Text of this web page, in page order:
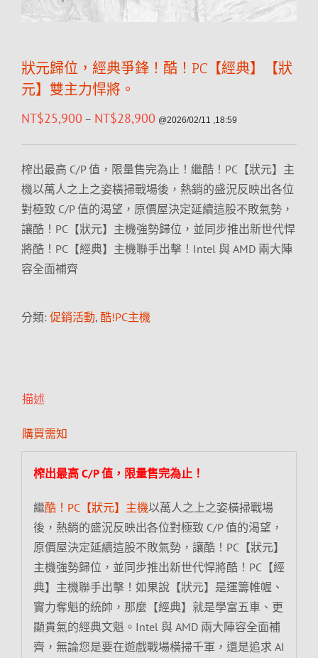
狀元歸位，經典爭鋒！酷！PC【經典】【狀
元】雙主力悍將。
NT$25,900 – NT$28,900 @2026/02/11 ,18:59
榨出最高 C/P 值，限量售完為止！繼酷！PC【狀元】主
機以萬人之上之姿橫掃戰場後，熱銷的盛況反映出各位
對極致 C/P 值的渴望，原價屋決定延續這股不敗氣勢，
讓酷！PC【狀元】主機強勢歸位，並同步推出新世代悍
將酷！PC【經典】主機聯手出擊！Intel 與 AMD 兩大陣
容全面補齊
分類: 促銷活動, 酷!PC主機
描述
購買需知
榨出最高 C/P 值，限量售完為止！
繼酷！PC【狀元】主機以萬人之上之姿橫掃戰場
後，熱銷的盛況反映出各位對極致 C/P 值的渴望，
原價屋決定延續這股不敗氣勢，讓酷！PC【狀元】
主機強勢歸位，並同步推出新世代悍將酷！PC【經
典】主機聯手出擊！如果說【狀元】是運籌帷幄、
實力奪魁的統帥，那麼【經典】就是學富五車、更
顯貴氣的經典文魁。Intel 與 AMD 兩大陣容全面補
齊，無論您是要在遊戲戰場橫掃千軍，還是追求 AI